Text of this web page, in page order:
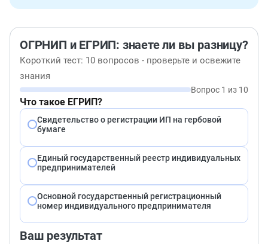
ОГРНИП и ЕГРИП: знаете ли вы разницу?
Короткий тест: 10 вопросов - проверьте и освежите
знания
Вопрос 1 из 10
Что такое ЕГРИП?
Свидетельство о регистрации ИП на гербовой
бумаге
Единый государственный реестр индивидуальных
предпринимателей
Основной государственный регистрационный
номер индивидуального предпринимателя
Ваш результат